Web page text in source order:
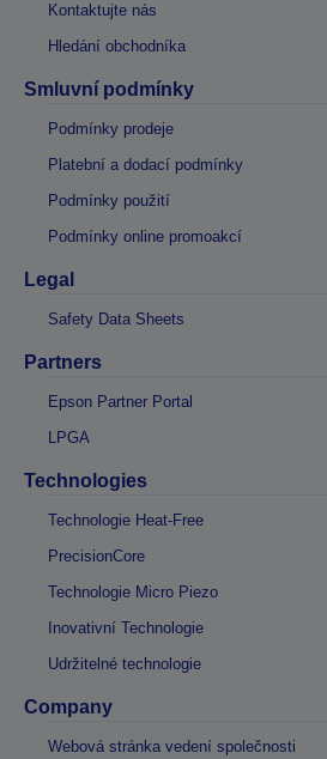
Kontaktujte nás
Hledání obchodníka
Smluvní podmínky
Podmínky prodeje
Platební a dodací podmínky
Podmínky použití
Podmínky online promoakcí
Legal
Safety Data Sheets
Partners
Epson Partner Portal
LPGA
Technologies
Technologie Heat-Free
PrecisionCore
Technologie Micro Piezo
Inovativní Technologie
Udržitelné technologie
Company
Webová stránka vedení společnosti